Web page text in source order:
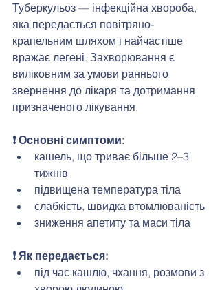
Туберкульоз — інфекційна хвороба,
яка передається повітряно-
крапельним шляхом і найчастіше
вражає легені. Захворювання є
виліковним за умови раннього
звернення до лікаря та дотримання
призначеного лікування.
❗ Основні симптоми:
кашель, що триває більше 2–3
тижнів
підвищена температура тіла
слабкість, швидка втомлюваність
зниження апетиту та маси тіла
❗ Як передається:
під час кашлю, чхання, розмови з